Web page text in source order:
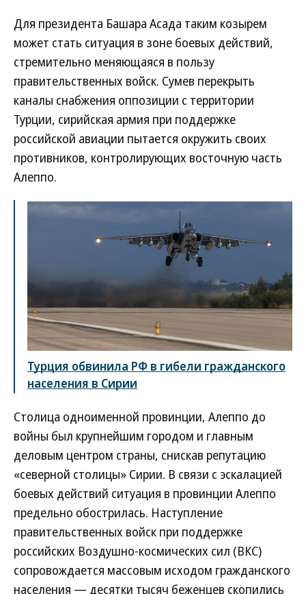
Для президента Башара Асада таким козырем
может стать ситуация в зоне боевых действий,
стремительно меняющаяся в пользу
правительственных войск. Сумев перекрыть
каналы снабжения оппозиции с территории
Турции, сирийская армия при поддержке
российской авиации пытается окружить своих
противников, контролирующих восточную часть
Алеппо.
Турция обвинила РФ в гибели гражданского
населения в Сирии
Столица одноименной провинции, Алеппо до
войны был крупнейшим городом и главным
деловым центром страны, снискав репутацию
«северной столицы» Сирии. В связи с эскалацией
боевых действий ситуация в провинции Алеппо
предельно обострилась. Наступление
правительственных войск при поддержке
российских Воздушно-космических сил (ВКС)
сопровождается массовым исходом гражданского
населения — десятки тысяч беженцев скопились